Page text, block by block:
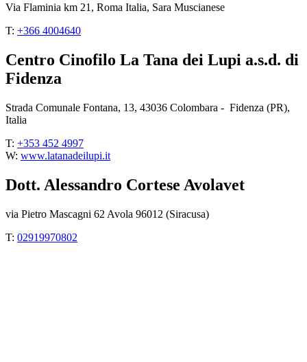
Via Flaminia km 21, Roma Italia, Sara Muscianese
T: +366 4004640
Centro Cinofilo La Tana dei Lupi a.s.d. di
Fidenza
Strada Comunale Fontana, 13, 43036 Colombara - Fidenza (PR),
Italia
T: +353 452 4997
W: www.latanadeilupi.it
Dott. Alessandro Cortese Avolavet
via Pietro Mascagni 62 Avola 96012 (Siracusa)
T: 02919970802